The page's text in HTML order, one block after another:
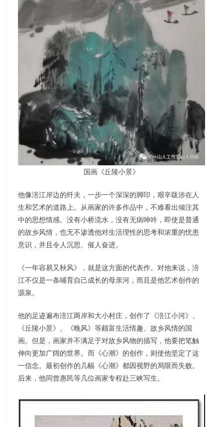
国画《丘陵小景》
他像涪江岸边的纤夫，一步一个深深的脚印，艰辛跋涉在人
生和艺术的道路上。从画家的许多作品中，不难看出倾注其
中的思想情感。没有小桥流水，没有无病呻吟，即使是普通
的故乡风情，也无不渗透他对生活理性的思考和浓重的忧患
意识，并且令人沉思、催人奋进。
《一年容易又秋风》，就是这方面的代表作。对他来说，涪
江不仅是一条哺育自己成长的母亲河，而且是他艺术创作的
源泉。
他的足迹遍布涪江两岸和大小村庄，创作了《涪江小河》、
《丘陵小景》、《晚风》等颇富生活情趣、故乡风情的国
画。但是，画家并不满足于对故乡风物的描写，他要把笔触
伸向更加广阔的世界。而《心潮》的创作，则使他坚定了这
一信念。最初创作的几幅《心潮》都因视野的局限而失败。
后来，他同曾惠民等几位画家专程赴三峡写生。